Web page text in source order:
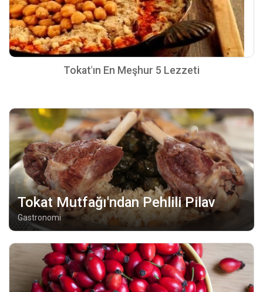
Tokat'ın En Meşhur 5 Lezzeti
Tokat Mutfağı'ndan Pehlili Pilav
Gastronomi